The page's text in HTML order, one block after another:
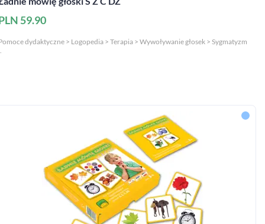
59.90
dydaktyczne > Logopedia > Terapia > Wywoływanie głosek > Sygmatyzm